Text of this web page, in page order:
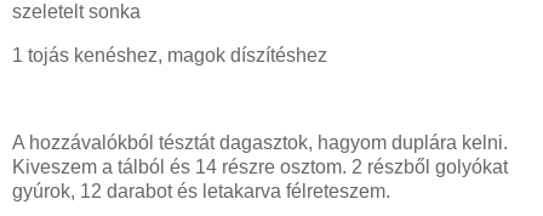
szeletelt sonka
1 tojás kenéshez, magok díszítéshez
A hozzávalókból tésztát dagasztok, hagyom duplára kelni.
Kiveszem a tálból és 14 részre osztom. 2 részből golyókat
gyúrok, 12 darabot és letakarva félreteszem.